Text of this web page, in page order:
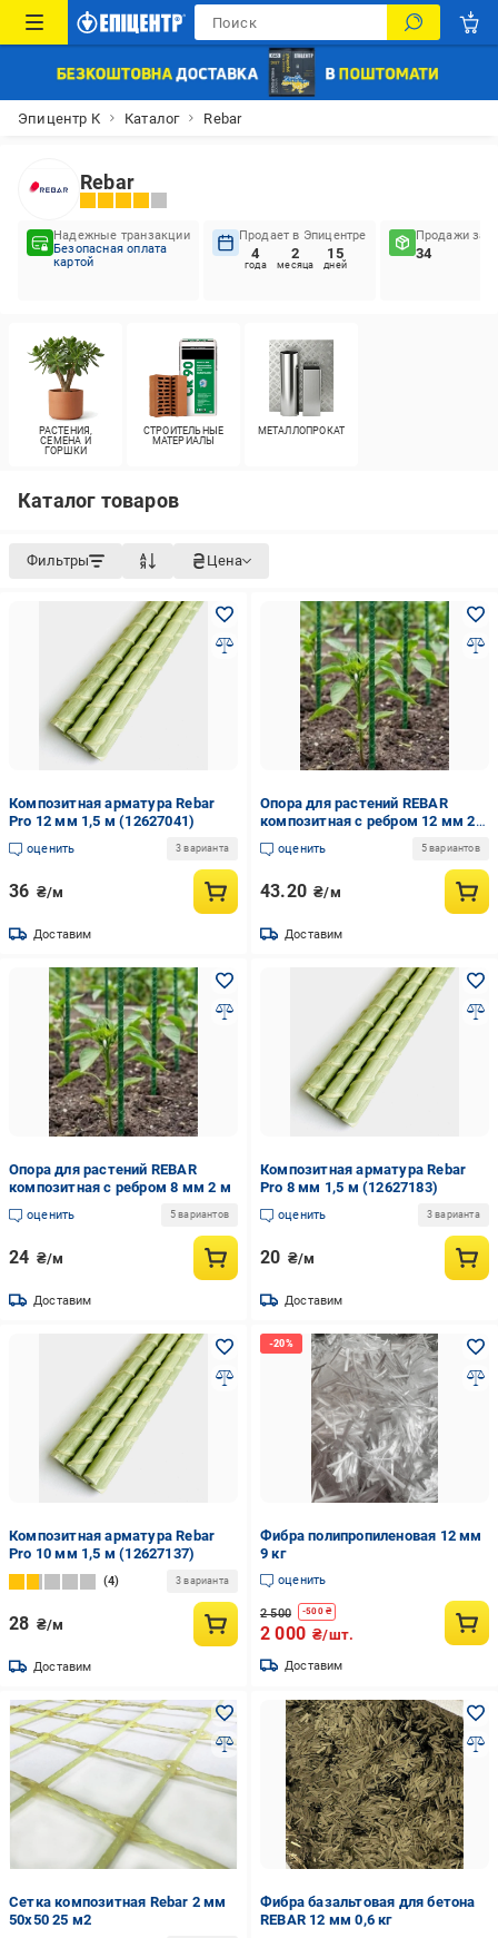
Эпицентр К Каталог Rebar
Rebar
Надежные транзакции
Безопасная оплата
картой
Продает в Эпицентре
4
года
2
месяца
15
дней
Продажи за
34
РАСТЕНИЯ,
СЕМЕНА И
ГОРШКИ
СТРОИТЕЛЬНЫЕ
МАТЕРИАЛЫ
МЕТАЛЛОПРОКАТ
Каталог товаров
Фильтры Цена
Композитная арматура Rebar
Pro 12 мм 1,5 м (12627041)
оценить 3 варианта
36 ₴/м
Доставим
Опора для растений REBAR
композитная с ребром 12 мм 2
м
оценить 5 вариантов
43.20 ₴/м
Доставим
Опора для растений REBAR
композитная с ребром 8 мм 2 м
оценить 5 вариантов
24 ₴/м
Доставим
Композитная арматура Rebar
Pro 8 мм 1,5 м (12627183)
оценить 3 варианта
20 ₴/м
Доставим
Композитная арматура Rebar
Pro 10 мм 1,5 м (12627137)
4 3 варианта
28 ₴/м
Доставим
Фибра полипропиленовая 12 мм
9 кг
оценить
2 500 -500₴
2 000 ₴/шт.
Доставим
Сетка композитная Rebar 2 мм
50х50 25 м2
Фибра базальтовая для бетона
REBAR 12 мм 0,6 кг